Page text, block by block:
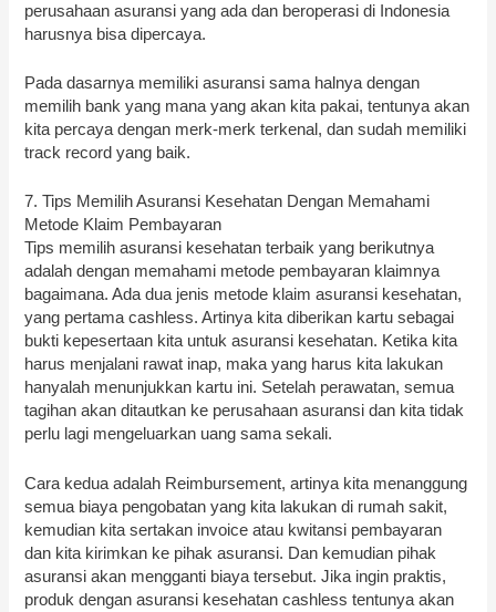
perusahaan asuransi yang ada dan beroperasi di Indonesia
harusnya bisa dipercaya.
Pada dasarnya memiliki asuransi sama halnya dengan
memilih bank yang mana yang akan kita pakai, tentunya akan
kita percaya dengan merk-merk terkenal, dan sudah memiliki
track record yang baik.
7. Tips Memilih Asuransi Kesehatan Dengan Memahami
Metode Klaim Pembayaran
Tips memilih asuransi kesehatan terbaik yang berikutnya
adalah dengan memahami metode pembayaran klaimnya
bagaimana. Ada dua jenis metode klaim asuransi kesehatan,
yang pertama cashless. Artinya kita diberikan kartu sebagai
bukti kepesertaan kita untuk asuransi kesehatan. Ketika kita
harus menjalani rawat inap, maka yang harus kita lakukan
hanyalah menunjukkan kartu ini. Setelah perawatan, semua
tagihan akan ditautkan ke perusahaan asuransi dan kita tidak
perlu lagi mengeluarkan uang sama sekali.
Cara kedua adalah Reimbursement, artinya kita menanggung
semua biaya pengobatan yang kita lakukan di rumah sakit,
kemudian kita sertakan invoice atau kwitansi pembayaran
dan kita kirimkan ke pihak asuransi. Dan kemudian pihak
asuransi akan mengganti biaya tersebut. Jika ingin praktis,
produk dengan asuransi kesehatan cashless tentunya akan